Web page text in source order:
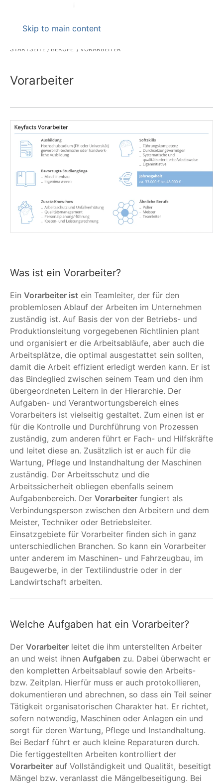
Skip to main content
STARTSEITE BERUFE VORARBEITER
Vorarbeiter
Was ist ein Vorarbeiter?
Ein Vorarbeiter ist ein Teamleiter, der für den
problemlosen Ablauf der Arbeiten im Unternehmen
zuständig ist. Auf Basis der von der Betriebs- und
Produktionsleitung vorgegebenen Richtlinien plant
und organisiert er die Arbeitsabläufe, aber auch die
Arbeitsplätze, die optimal ausgestattet sein sollten,
damit die Arbeit effizient erledigt werden kann. Er ist
das Bindeglied zwischen seinem Team und den ihm
übergeordneten Leitern in der Hierarchie. Der
Aufgaben- und Verantwortungsbereich eines
Vorarbeiters ist vielseitig gestaltet. Zum einen ist er
für die Kontrolle und Durchführung von Prozessen
zuständig, zum anderen führt er Fach- und Hilfskräfte
und leitet diese an. Zusätzlich ist er auch für die
Wartung, Pflege und Instandhaltung der Maschinen
zuständig. Der Arbeitsschutz und die
Arbeitssicherheit obliegen ebenfalls seinem
Aufgabenbereich. Der Vorarbeiter fungiert als
Verbindungsperson zwischen den Arbeitern und dem
Meister, Techniker oder Betriebsleiter.
Einsatzgebiete für Vorarbeiter finden sich in ganz
unterschiedlichen Branchen. So kann ein Vorarbeiter
unter anderem im Maschinen- und Fahrzeugbau, im
Baugewerbe, in der Textilindustrie oder in der
Landwirtschaft arbeiten.
Welche Aufgaben hat ein Vorarbeiter?
Der Vorarbeiter leitet die ihm unterstellten Arbeiter
an und weist ihnen Aufgaben zu. Dabei überwacht er
den kompletten Arbeitsablauf sowie den Arbeits-
bzw. Zeitplan. Hierfür muss er auch protokollieren,
dokumentieren und abrechnen, so dass ein Teil seiner
Tätigkeit organisatorischen Charakter hat. Er richtet,
sofern notwendig, Maschinen oder Anlagen ein und
sorgt für deren Wartung, Pflege und Instandhaltung.
Bei Bedarf führt er auch kleine Reparaturen durch.
Die fertiggestellten Arbeiten kontrolliert der
Vorarbeiter auf Vollständigkeit und Qualität, beseitigt
Mängel bzw. veranlasst die Mängelbeseitigung. Bei